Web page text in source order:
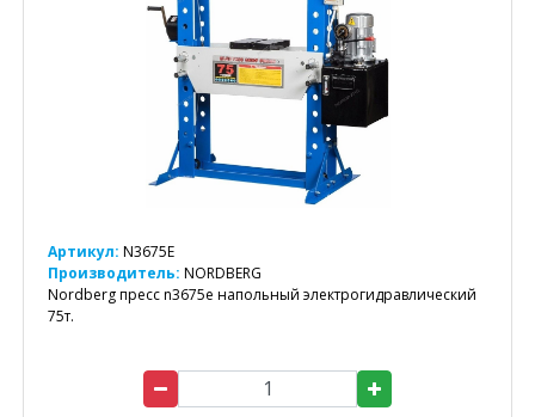
Артикул: N3675E
Производитель: NORDBERG
Nordberg пресс n3675e напольный электрогидравлический
75т.